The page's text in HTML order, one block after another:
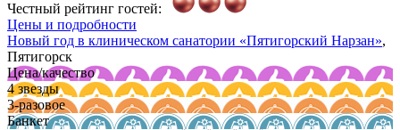
Честный рейтинг гостей:
Цены и подробности
Новый год в клиническом санатории «Пятигорский Нарзан»,
Пятигорск
Цена/качество
4 звезды
3-разовое
Банкет